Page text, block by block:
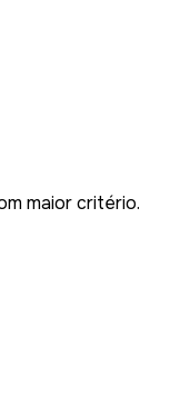
maior critério.